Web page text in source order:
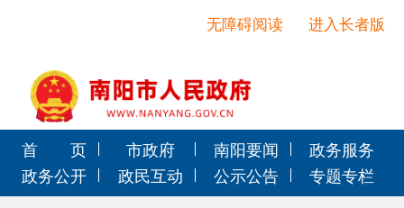
进入长者版
无障碍阅读
首 页 市政府 南阳要闻
政务服务
政务公开
政民互动 公示公告
专题专栏